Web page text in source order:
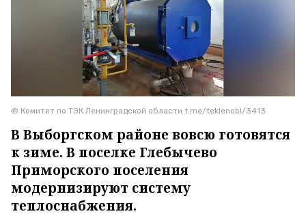
© Комитет по ТЭК Ленинградской области t.me/teklenobl/3413
В Выборгском районе вовсю готовятся
к зиме. В поселке Глебычево
Приморского поселения
модернизируют систему
теплоснабжения.